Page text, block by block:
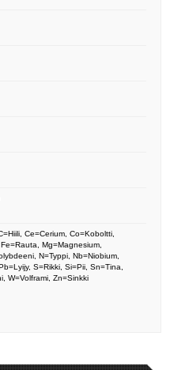
Ce=Cerium, Co=Koboltti,
Mg=Magnesium,
N=Typpi, Nb=Niobium,
S=Rikki, Si=Pii, Sn=Tina,
W=Volframi, Zn=Sinkki